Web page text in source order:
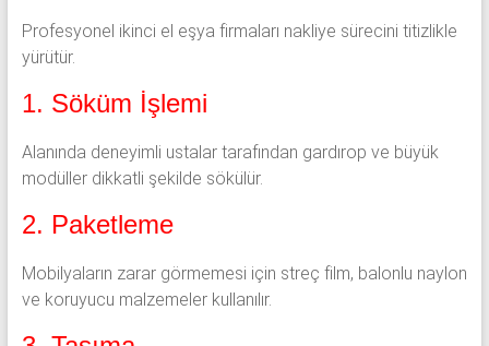
Profesyonel ikinci el eşya firmaları nakliye sürecini titizlikle
yürütür.
1. Söküm İşlemi
Alanında deneyimli ustalar tarafından gardırop ve büyük
modüller dikkatli şekilde sökülür.
2. Paketleme
Mobilyaların zarar görmemesi için streç film, balonlu naylon
ve koruyucu malzemeler kullanılır.